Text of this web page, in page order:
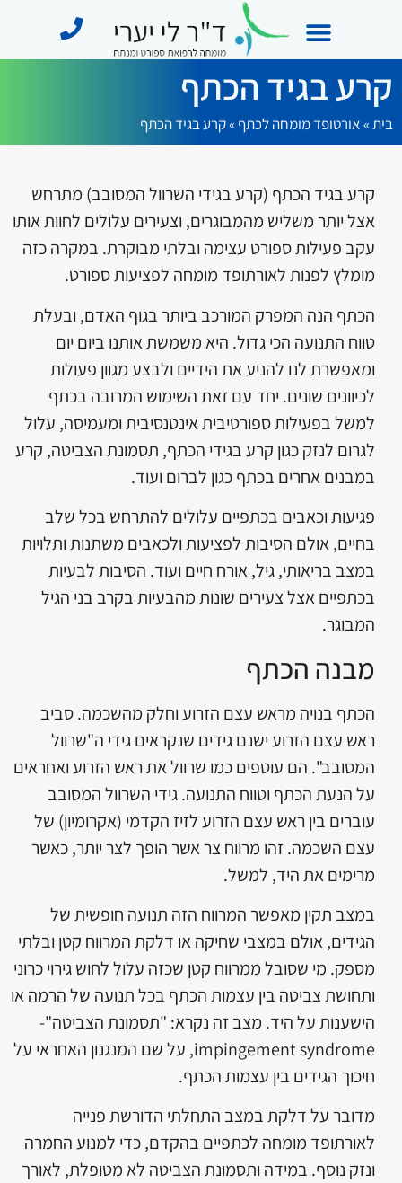
קרע בגיד הכתף
בית»אורטופד מומחה לכתף​ »קרע בגיד הכתף
קרע בגיד הכתף (קרע בגידי השרוול המסובב) מתרחש
אצל יותר משליש מהמבוגרים, וצעירים עלולים לחוות אותו
עקב פעילות ספורט עצימה ובלתי מבוקרת. במקרה כזה
מומלץ לפנות לאורתופד מומחה לפציעות ספורט.
הכתף הנה המפרק המורכב ביותר בגוף האדם, ובעלת
טווח התנועה הכי גדול. היא משמשת אותנו ביום יום
ומאפשרת לנו להניע את הידיים ולבצע מגוון פעולות
לכיוונים שונים. יחד עם זאת השימוש המרובה בכתף
למשל בפעילות ספורטיבית אינטנסיבית ומעמיסה, עלול
לגרום לנזק כגון קרע בגידי הכתף, תסמונת הצביטה, קרע
במבנים אחרים בכתף כגון לברום ועוד.
פגיעות וכאבים בכתפיים עלולים להתרחש בכל שלב
בחיים, אולם הסיבות לפציעות ולכאבים משתנות ותלויות
במצב בריאותי, גיל, אורח חיים ועוד. הסיבות לבעיות
בכתפיים אצל צעירים שונות מהבעיות בקרב בני הגיל
המבוגר.
מבנה הכתף
הכתף בנויה מראש עצם הזרוע וחלק מהשכמה. סביב
ראש עצם הזרוע ישנם גידים שנקראים גידי ה"שרוול
המסובב". הם עוטפים כמו שרוול את ראש הזרוע ואחראים
על הנעת הכתף וטווח התנועה. גידי השרוול המסובב
עוברים בין ראש עצם הזרוע לזיז הקדמי (אקרומיון) של
עצם השכמה. זהו מרווח צר אשר הופך לצר יותר, כאשר
מרימים את היד, למשל.
במצב תקין מאפשר המרווח הזה תנועה חופשית של
הגידים, אולם במצבי שחיקה או דלקת המרווח קטן ובלתי
מספק. מי שסובל ממרווח קטן שכזה עלול לחוש גירוי כרוני
ותחושת צביטה בין עצמות הכתף בכל תנועה של הרמה או
הישענות על היד. מצב זה נקרא: "תסמונת הצביטה"-
impingement syndrome, על שם המנגנון האחראי על
חיכוך הגידים בין עצמות הכתף.
מדובר על דלקת במצב התחלתי הדורשת פנייה
לאורתופד מומחה לכתפיים בהקדם, כדי למנוע החמרה
ונזק נוסף. במידה ותסמונת הצביטה לא מטופלת, לאורך